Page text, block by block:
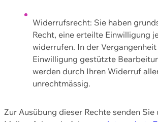
Widerrufsrecht: Sie haben
Recht, eine erteilte Einwilligung
widerrufen. In der
Einwilligung gestützte
werden durch Ihren Widerruf
unrechtmässig.
Zur Ausübung dieser Rechte senden Sie